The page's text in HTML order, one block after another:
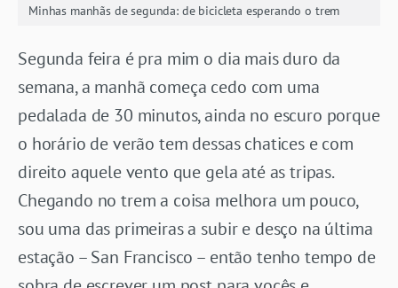
Minhas manhãs de segunda: de bicicleta esperando o trem
Segunda feira é pra mim o dia mais duro da
semana, a manhã começa cedo com uma
pedalada de 30 minutos, ainda no escuro porque
o horário de verão tem dessas chatices e com
direito aquele vento que gela até as tripas.
Chegando no trem a coisa melhora um pouco,
sou uma das primeiras a subir e desço na última
estação – San Francisco – então tenho tempo de